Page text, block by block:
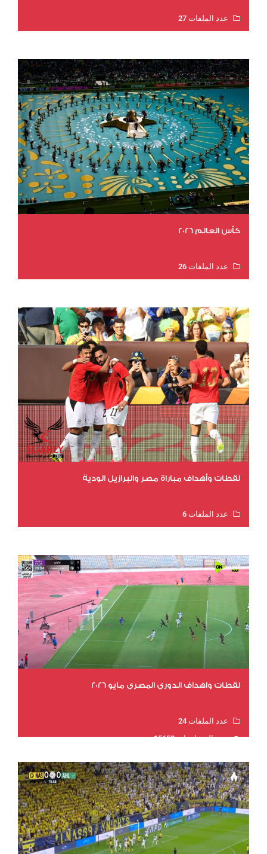
عدد الملفات 27
كأس العالم 2026
عدد الملفات 26
لقطات وأهداف مباراة مصر والبرازيل الودية
عدد الملفات 6
لقطات واهداف الدوري المصري مايو 2026
عدد الملفات 24
عدد المشاهدات 15652